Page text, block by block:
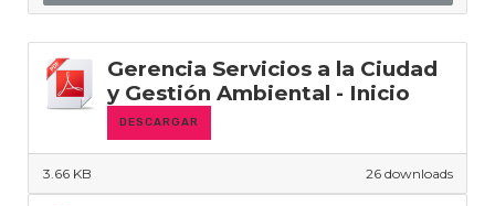
Gerencia Servicios a la Ciudad
y Gestión Ambiental - Inicio
DESCARGAR
26 downloads
3.66 KB